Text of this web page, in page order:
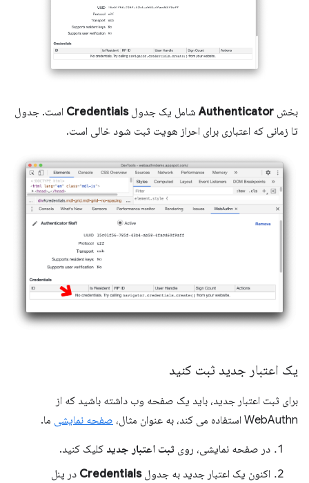
بخش Authenticatorشامل یک جدولCredentials است. جدول
تا زمانی که اعتباری برای احراز هویت ثبت شود خالی است.
یک اعتبار جدید ثبت کنید
برای ثبت اعتبار جدید، باید یک صفحه وب داشته باشید که از
WebAuthn استفاده می کند، به عنوان مثال،
صفحه نمایشی ما.
در صفحه نمایشی، روی ثبت اعتبار جدید کلیک کنید.
اکنون یک اعتبار جدید به جدولCredentials در پنل